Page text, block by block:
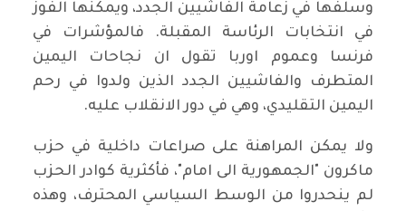
وسلفها في زعامة الفاشيين الجدد، ويمكنها الفوز
في انتخابات الرئاسة المقبلة. فالمؤشرات في
فرنسا وعموم اوربا تقول ان نجاحات اليمين
المتطرف والفاشيين الجدد الذين ولدوا في رحم
اليمين التقليدي، وهي في دور الانقلاب عليه.
ولا يمكن المراهنة على صراعات داخلية في حزب
ماكرون "الجمهورية الى امام"، فأكثرية كوادر الحزب
لم ينحدروا من الوسط السياسي المحترف، وهذه